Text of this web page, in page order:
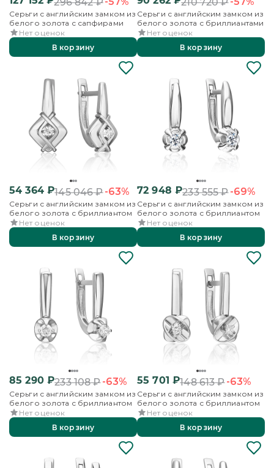
Серьги с английским замком из
белого золота с сапфирами
Нет оценок
В корзину
Серьги с английским замком из
белого золота с бриллиантами
Нет оценок
В корзину
54 364₽145 046₽-63%
Серьги с английским замком из
белого золота с бриллиантом
Нет оценок
В корзину
72 948 ₽233 555₽-69%
Серьги с английским замком из
белого золота с бриллиантом
Нет оценок
В корзину
85 290₽233 108₽-63%
Серьги с английским замком из
белого золота с бриллиантом
Нет оценок
В корзину
55 701 ₽148 613₽-63%
Серьги с английским замком из
белого золота с бриллиантом
Нет оценок
В корзину